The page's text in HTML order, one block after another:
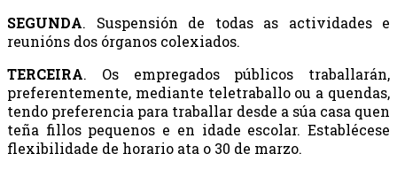
SEGUNDA. Suspensión de todas as actividades e
reunións dos órganos colexiados.
TERCEIRA. Os empregados públicos traballarán,
preferentemente, mediante teletraballo ou a quendas,
tendo preferencia para traballar desde a súa casa quen
teña fillos pequenos e en idade escolar. Establécese
flexibilidade de horario ata o 30 de marzo.